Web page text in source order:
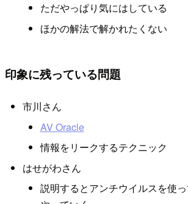
ただやっぱり気にはしている
ほかの解法で解かれたくない
印象に残っている問題
市川さん
AV Oracle
情報をリークするテクニック
はせがわさん
説明するとアンチウイルスを使